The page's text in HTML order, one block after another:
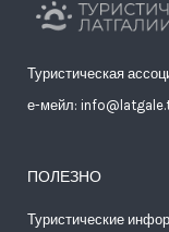
Туристическая
е-мейл:
ПОЛЕЗНО
Туристические